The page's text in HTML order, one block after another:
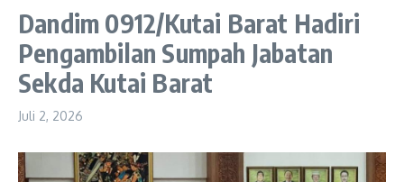
Dandim 0912/Kutai Barat Hadiri
Pengambilan Sumpah Jabatan
Sekda Kutai Barat
Juli 2, 2026